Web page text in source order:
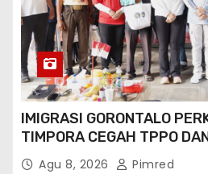
IMIGRASI GORONTALO
TIMPORA CEGAH TPPO
ORANG ASING DI
Agu 8, 2026 Pimred